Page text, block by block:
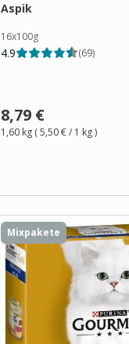
Aspik
16x100g
4.9 (69)
8,79 €
1,60 kg (5,50 €/ 1 kg)
Mixpakete